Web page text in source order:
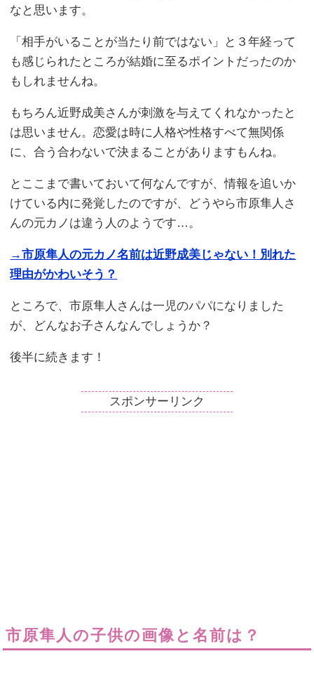
なと思います。
「相手がいることが当たり前ではない」と３年経って
も感じられたところが結婚に至るポイントだったのか
もしれませんね。
もちろん近野成美さんが刺激を与えてくれなかったと
は思いません。恋愛は時に人格や性格すべて無関係
に、合う合わないで決まることがありますもんね。
とここまで書いておいて何なんですが、情報を追いか
けている内に発覚したのですが、どうやら市原隼人さ
んの元カノは違う人のようです…。
→市原隼人の元カノ名前は近野成美じゃない！別れた
理由がかわいそう？
ところで、市原隼人さんは一児のパパになりました
が、どんなお子さんなんでしょうか？
後半に続きます！
スポンサーリンク
市原隼人の子供の画像と名前は？